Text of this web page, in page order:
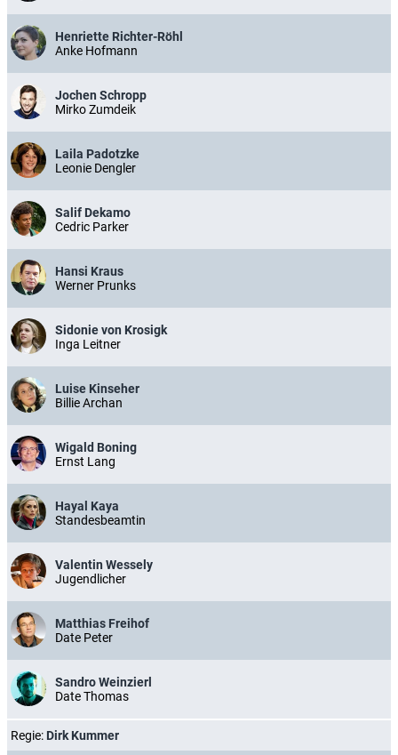
Henriette Richter-Röhl
Anke Hofmann
Jochen Schropp
Mirko Zumdeik
Laila Padotzke
Leonie Dengler
Salif Dekamo
Cedric Parker
Hansi Kraus
Werner Prunks
Sidonie von Krosigk
Inga Leitner
Luise Kinseher
Billie Archan
Wigald Boning
Ernst Lang
Hayal Kaya
Standesbeamtin
Valentin Wessely
Jugendlicher
Matthias Freihof
Date Peter
Sandro Weinzierl
Date Thomas
Regie: Dirk Kummer